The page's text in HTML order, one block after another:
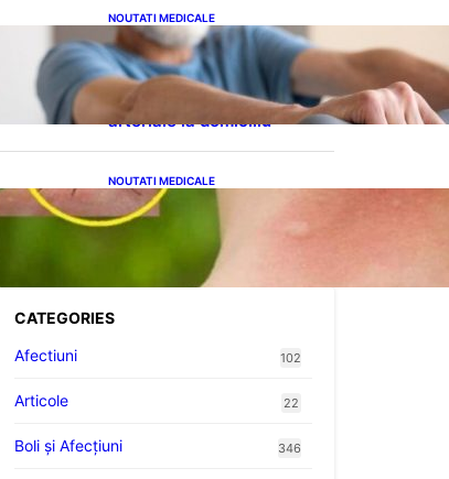
NOUTATI MEDICALE
Îmbunătățirea sănătății
cardiovasculare: Patru
exerciții simple pentru
reducerea tensiunii
arteriale la domiciliu
NOUTATI MEDICALE
Cum bacteriile pielii
influențează atracția
țânțarilor: O nouă viziune
asupra alegerii victimelor
CATEGORIES
Afectiuni
102
Articole 22
Boli și Afecțiuni 346